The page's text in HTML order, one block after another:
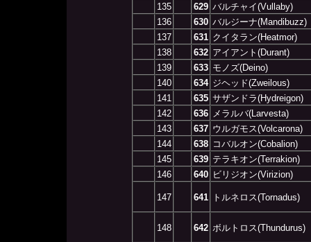
135
629 バルチャイ(Vullaby)
136
630 バルジーナ(Mandibuzz)
137
631 クイタラン(Heatmor)
138
632 アイアント(Durant)
139
633 モノズ(Deino)
140
634 ジヘッド(Zweilous)
141
635 サザンドラ(Hydreigon)
142
636 メラルバ(Larvesta)
143
637 ウルガモス(Volcarona)
144
638 コバルオン(Cobalion)
145
639 テラキオン(Terrakion)
146
640 ビリジオン(Virizion)
147 641 トルネロス(Tornadus)
148 642 ボルトロス(Thundurus)